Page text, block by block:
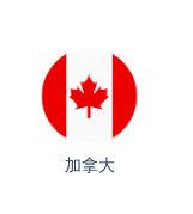
加拿大